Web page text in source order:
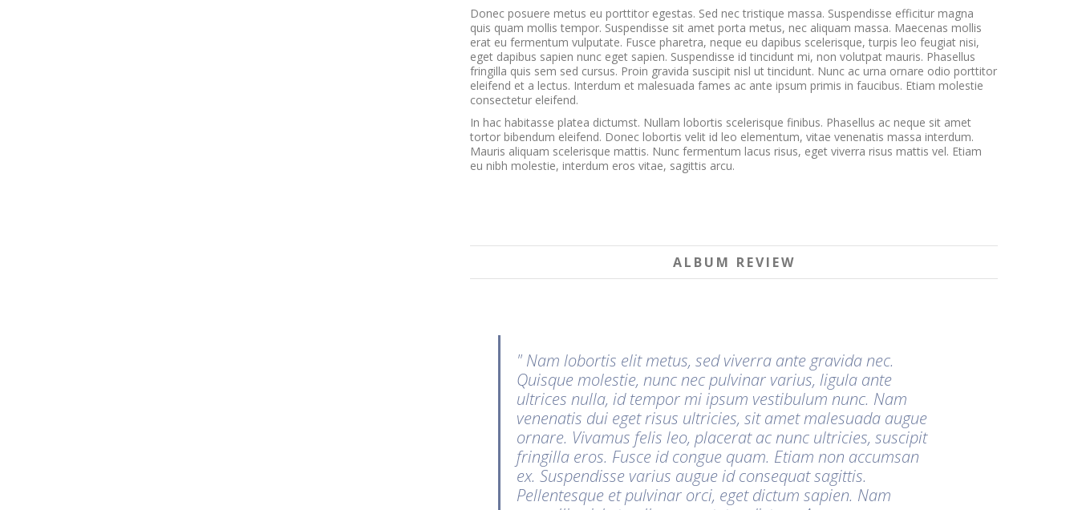
Donec posuere metus eu porttitor egestas. Sed nec tristique massa. Suspendisse efficitur magna
quis quam mollis tempor. Suspendisse sit amet porta metus, nec aliquam massa. Maecenas mollis
erat eu fermentum vulputate. Fusce pharetra, neque eu dapibus scelerisque, turpis leo feugiat nisi,
eget dapibus sapien nunc eget sapien. Suspendisse id tincidunt mi, non volutpat mauris. Phasellus
fringilla quis sem sed cursus. Proin gravida suscipit nisl ut tincidunt. Nunc ac urna ornare odio porttitor
eleifend et a lectus. Interdum et malesuada fames ac ante ipsum primis in faucibus. Etiam molestie
consectetur eleifend.
In hac habitasse platea dictumst. Nullam lobortis scelerisque finibus. Phasellus ac neque sit amet
tortor bibendum eleifend. Donec lobortis velit id leo elementum, vitae venenatis massa interdum.
Mauris aliquam scelerisque mattis. Nunc fermentum lacus risus, eget viverra risus mattis vel. Etiam
eu nibh molestie, interdum eros vitae, sagittis arcu.
ALBUM REVIEW
Nam lobortis elit metus, sed viverra ante gravida nec.
Quisque molestie, nunc nec pulvinar varius, ligula ante
ultrices nulla, id tempor mi ipsum vestibulum nunc. Nam
venenatis dui eget risus ultricies, sit amet malesuada augue
ornare. Vivamus felis leo, placerat ac nunc ultricies, suscipit
fringilla eros. Fusce id congue quam. Etiam non accumsan
ex. Suspendisse varius augue id consequat sagittis.
Pellentesque et pulvinar orci, eget dictum sapien. Nam